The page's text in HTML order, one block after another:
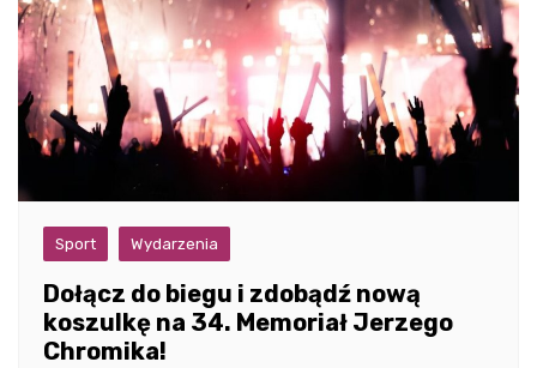
Sport Wydarzenia
Dołącz do biegu i zdobądź nową
koszulkę na 34. Memoriał Jerzego
Chromika!